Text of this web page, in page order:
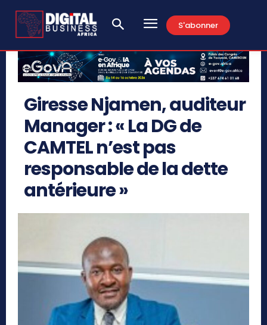
S'abonner
Giresse Njamen, auditeur
Manager : « La DG de
CAMTEL n’est pas
responsable de la dette
antérieure »